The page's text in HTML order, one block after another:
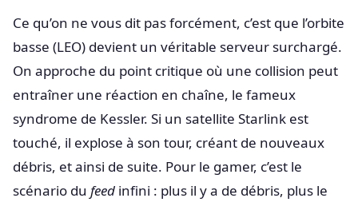
Ce qu’on ne vous dit pas forcément, c’est que l’orbite
basse (LEO) devient un véritable serveur surchargé.
On approche du point critique où une collision peut
entraîner une réaction en chaîne, le fameux
syndrome de Kessler. Si un satellite Starlink est
touché, il explose à son tour, créant de nouveaux
débris, et ainsi de suite. Pour le gamer, c’est le
scénario du feed infini : plus il y a de débris, plus le